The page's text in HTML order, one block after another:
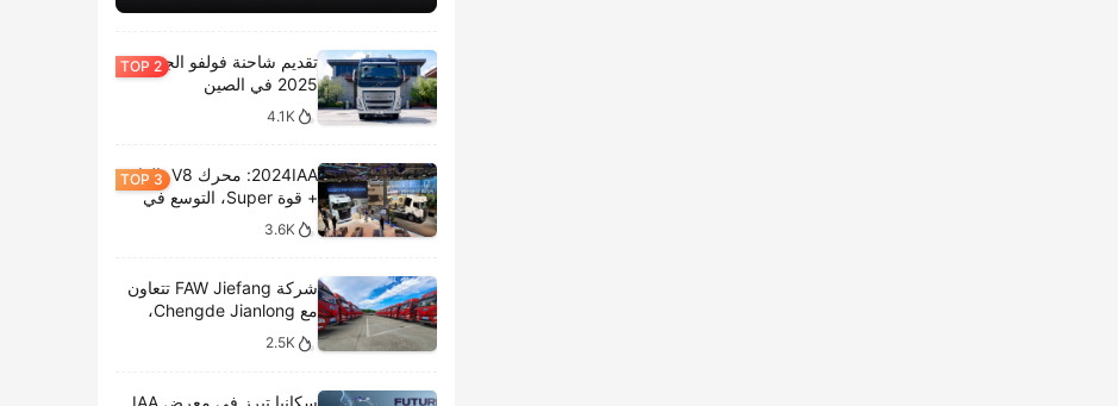
تقديم شاحنة فولفو الجديدة
2025 في الصين
4.1K
2024IAA: محرك V8، الغاز
+ قوة Super، التوسع في
الطرازات الكهربائية،
وتحليل المعروضات الداخلية
3.6K
شركة FAW Jiefang تتعاون
مع Chengde Jianlong،
وتكشف النقاب عن تسليم
2.5K
سكانيا تبرز في معرض IAA